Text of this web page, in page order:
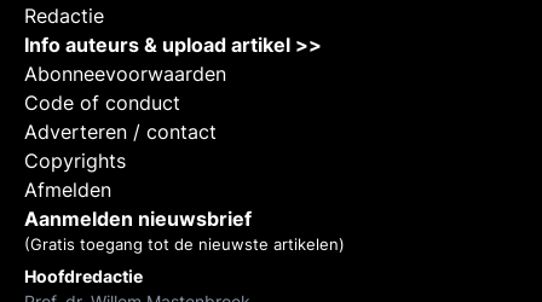
Redactie
Info auteurs & upload artikel >>
Abonneevoorwaarden
Code of conduct
Adverteren / contact
Copyrights
Afmelden
Aanmelden nieuwsbrief
(Gratis toegang tot de nieuwste artikelen)
Hoofdredactie